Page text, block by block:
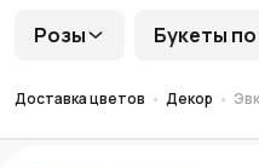
Розы Букеты
Доставка цветов Декор